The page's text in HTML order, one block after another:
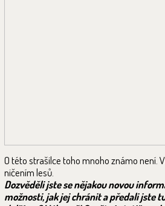
O této strašilce toho mnoho známo není.
ničením lesů.
Dozvěděli jste se nějakou novou
možnosti, jak jej chránit a předali jste